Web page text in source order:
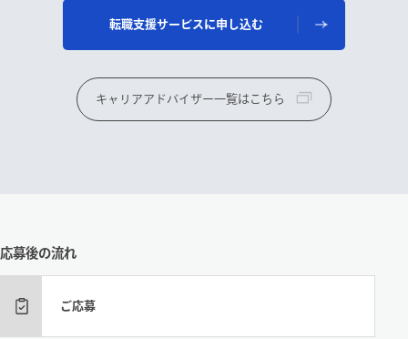
転職支援サービスに申し込む
キャリアアドバイザー一覧はこちら
応募後の流れ
ご応募